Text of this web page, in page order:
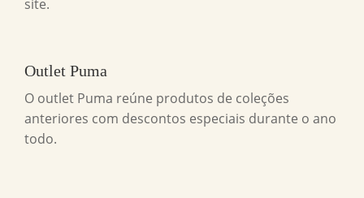
site.
Outlet Puma
O outlet Puma reúne produtos de coleções
anteriores com descontos especiais durante o ano
todo.